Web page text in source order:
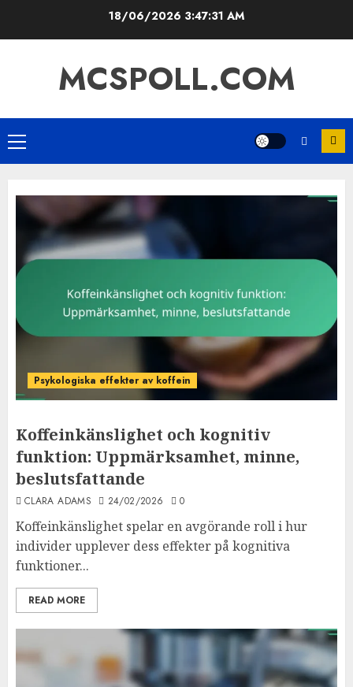
18/06/2026 3:47:32 AM
MCSPOLL.COM
Primary
Menu
Psykologiska effekter av koffein
Koffeinkänslighet och kognitiv
funktion: Uppmärksamhet, minne,
beslutsfattande
CLARA ADAMS 24/02/2026 0
Koffeinkänslighet spelar en avgörande roll i hur
individer upplever dess effekter på kognitiva
funktioner...
READ MORE